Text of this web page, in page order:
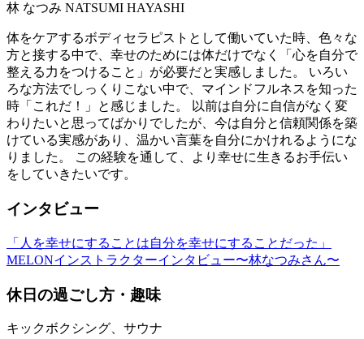
林 なつみ NATSUMI HAYASHI
体をケアするボディセラピストとして働いていた時、色々な
方と接する中で、幸せのためには体だけでなく「心を自分で
整える力をつけること」が必要だと実感しました。 いろい
ろな方法でしっくりこない中で、マインドフルネスを知った
時「これだ！」と感じました。 以前は自分に自信がなく変
わりたいと思ってばかりでしたが、今は自分と信頼関係を築
けている実感があり、温かい言葉を自分にかけれるようにな
りました。 この経験を通して、より幸せに生きるお手伝い
をしていきたいです。
インタビュー
「人を幸せにすることは自分を幸せにすることだった」
MELONインストラクターインタビュー〜林なつみさん〜
休日の過ごし方・趣味
キックボクシング、サウナ